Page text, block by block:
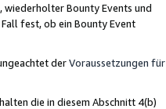
wiederholter Bounty Events und
fest, ob ein Bounty Event
derVoraussetzungen für
die in diesem Abschnitt 4(b)